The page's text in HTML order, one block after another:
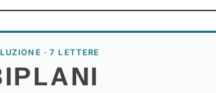
· 7 LETTERE